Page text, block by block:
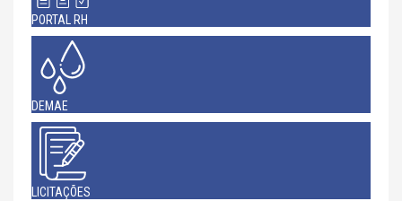
PORTAL RH
DEMAE
LICITAÇÕES